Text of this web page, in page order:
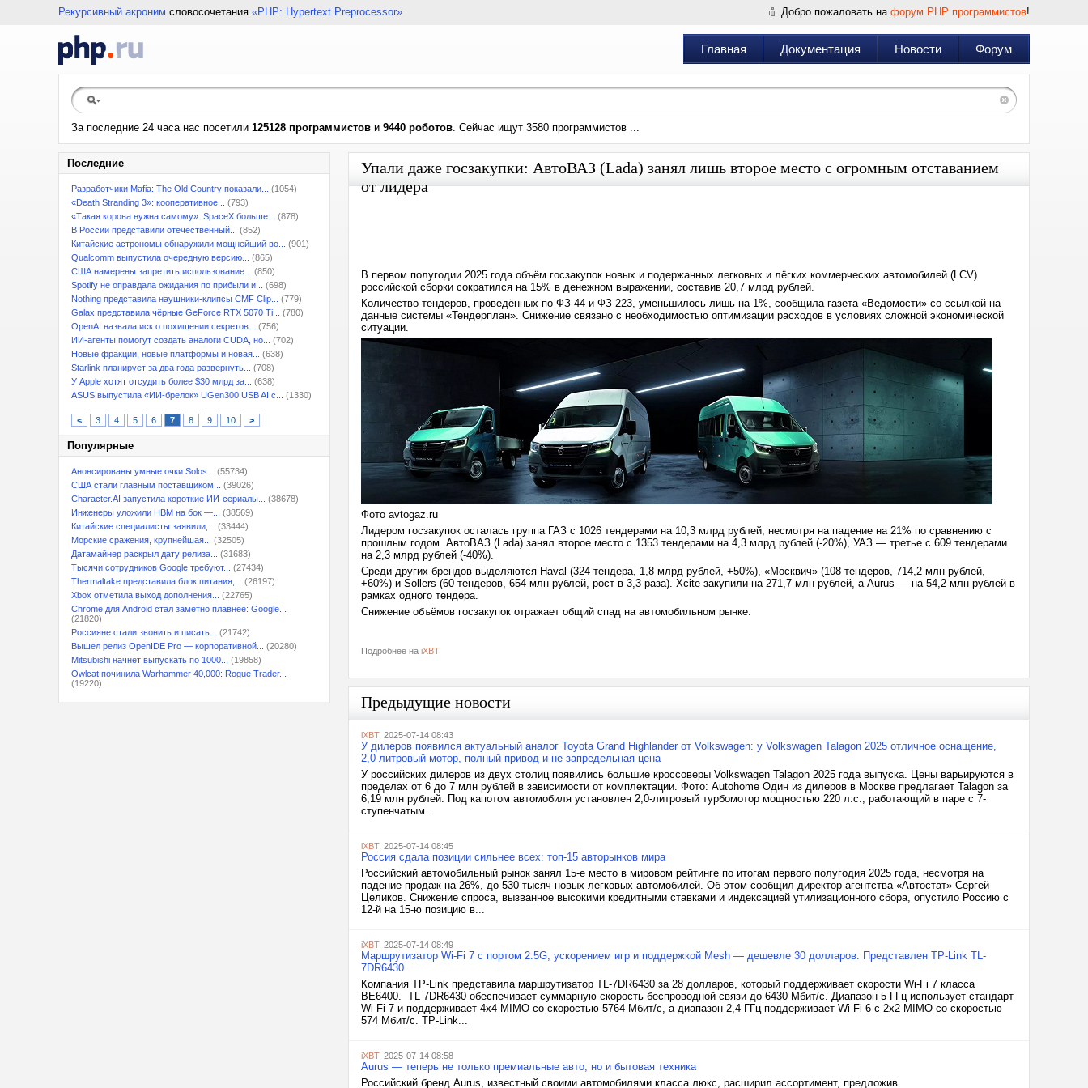
Рекурсивный акроним словосочетания «PHP: Hypertext Preprocessor» Добро пожаловать на форум PHP программистов!
Главная Документация Новости Форум
За последние 24 часа нас посетили 125128 программистов и 9440 роботов. Сейчас ищут 3580 программистов ...
Последние
Разработчики Mafia: The Old Country показали...
(1054)
«Death Stranding 3»: кооперативное...
(793)
«Такая корова нужна самому»: SpaceX больше...
(878)
В России представили отечественный...
(852)
Китайские астрономы обнаружили мощнейший во...
(901)
Qualcomm выпустила очередную версию...
(865)
США намерены запретить использование...
(850)
Spotify не оправдала ожидания по прибыли и...
(698)
Nothing представила наушники-клипсы CMF Clip...
(779)
Galax представила чёрные GeForce RTX 5070 Ti...
(780)
OpenAI назвала иск о похищении секретов...
(756)
ИИ-агенты помогут создать аналоги CUDA, но...
(702)
Новые фракции, новые платформы и новая...
(638)
Starlink планирует за два года развернуть...
(708)
У Apple хотят отсудить более $30 млрд за...
(638)
ASUS выпустила «ИИ-брелок» UGen300 USB AI с...
(1330)
< 3 4 5 6 7 8 9 10 >
Популярные
Анонсированы умные очки Solos...
(55734)
США стали главным поставщиком...
(39026)
Character.AI запустила короткие ИИ-сериалы...
(38678)
Инженеры уложили HBM на бок —...
(38569)
Китайские специалисты заявили,...
(33444)
Морские сражения, крупнейшая...
(32505)
Датамайнер раскрыл дату релиза...
(31683)
Тысячи сотрудников Google требуют...
(27434)
Thermaltake представила блок питания,...
(26197)
Xbox отметила выход дополнения...
(22765)
Chrome для Android стал заметно плавнее: Google...
(21820)
Россияне стали звонить и писать...
(21742)
Вышел релиз OpenIDE Pro — корпоративной...
(20280)
Mitsubishi начнёт выпускать по 1000...
(19858)
Owlcat починила Warhammer 40,000: Rogue Trader...
(19220)
Упали даже госзакупки: АвтоВАЗ (Lada) занял лишь второе место с огромным отставанием
от лидера
В первом полугодии 2025 года объём госзакупок новых и подержанных легковых и лёгких коммерческих автомобилей (LCV)
российской сборки сократился на 15% в денежном выражении, составив 20,7 млрд рублей.
Количество тендеров, проведённых по ФЗ-44 и ФЗ-223, уменьшилось лишь на 1%, сообщила газета «Ведомости» со ссылкой на
данные системы «Тендерплан». Снижение связано с необходимостью оптимизации расходов в условиях сложной экономической
ситуации.
Фото avtogaz.ru
Лидером госзакупок осталась группа ГАЗ с 1026 тендерами на 10,3 млрд рублей, несмотря на падение на 21% по сравнению с
прошлым годом. АвтоВАЗ (Lada) занял второе место с 1353 тендерами на 4,3 млрд рублей (-20%), УАЗ — третье с 609 тендерами
на 2,3 млрд рублей (-40%).
Среди других брендов выделяются Haval (324 тендера, 1,8 млрд рублей, +50%), «Москвич» (108 тендеров, 714,2 млн рублей,
+60%) и Sollers (60 тендеров, 654 млн рублей, рост в 3,3 раза). Xcite закупили на 271,7 млн рублей, а Aurus — на 54,2 млн рублей в
рамках одного тендера.
Снижение объёмов госзакупок отражает общий спад на автомобильном рынке.
Подробнее на iXBT
Предыдущие новости
iXBT, 2025-07-14 08:43
У дилеров появился актуальный аналог Toyota Grand Highlander от Volkswagen: у Volkswagen Talagon 2025 отличное оснащение,
2,0-литровый мотор, полный привод и не запредельная цена
У российских дилеров из двух столиц появились большие кроссоверы Volkswagen Talagon 2025 года выпуска. Цены варьируются в
пределах от 6 до 7 млн рублей в зависимости от комплектации. Фото: Autohome Один из дилеров в Москве предлагает Talagon за
6,19 млн рублей. Под капотом автомобиля установлен 2,0-литровый турбомотор мощностью 220 л.с., работающий в паре с 7-
ступенчатым...
iXBT, 2025-07-14 08:45
Россия сдала позиции сильнее всех: топ-15 авторынков мира
Российский автомобильный рынок занял 15-е место в мировом рейтинге по итогам первого полугодия 2025 года, несмотря на
падение продаж на 26%, до 530 тысяч новых легковых автомобилей. Об этом сообщил директор агентства «Автостат» Сергей
Целиков. Снижение спроса, вызванное высокими кредитными ставками и индексацией утилизационного сбора, опустило Россию с
12-й на 15-ю позицию в...
iXBT, 2025-07-14 08:49
Маршрутизатор Wi-Fi 7 с портом 2.5G, ускорением игр и поддержкой Mesh — дешевле 30 долларов. Представлен TP-Link TL-
7DR6430
Компания TP-Link представила маршрутизатор TL-7DR6430 за 28 долларов, который поддерживает скорости Wi-Fi 7 класса
BE6400. TL-7DR6430 обеспечивает суммарную скорость беспроводной связи до 6430 Мбит/с. Диапазон 5 ГГц использует стандарт
Wi-Fi 7 и поддерживает 4х4 MIMO со скоростью 5764 Мбит/с, а диапазон 2,4 ГГц поддерживает Wi-Fi 6 с 2х2 MIMO со скоростью
574 Мбит/с. TP-Link...
iXBT, 2025-07-14 08:58
Aurus — теперь не только премиальные авто, но и бытовая техника
Российский бренд Aurus, известный своими автомобилями класса люкс, расширил ассортимент, предложив